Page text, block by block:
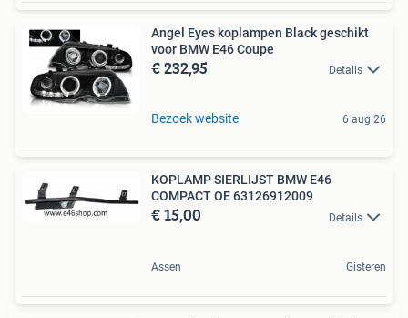
Angel Eyes koplampen Black geschikt
voor BMW E46 Coupe
€ 232,95 Details
Bezoek website 6 aug 26
KOPLAMP SIERLIJST BMW E46
COMPACT OE 63126912009
€ 15,00 Details
Assen Gisteren